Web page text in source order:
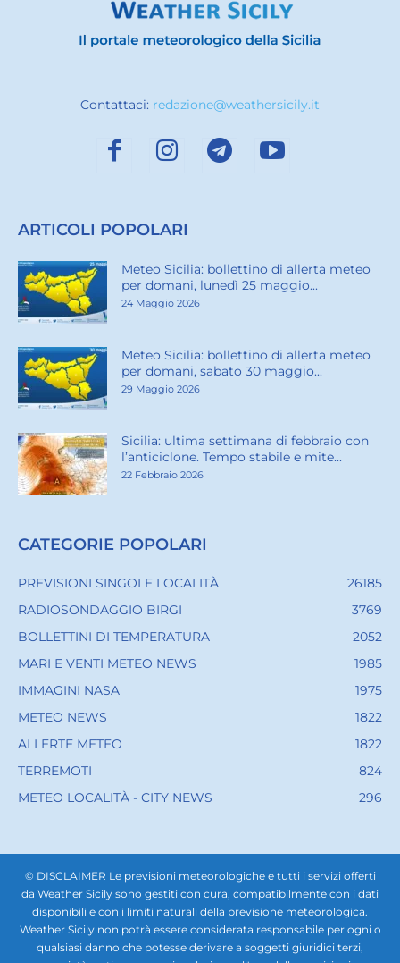
Contattaci: redazione@weathersicily.it
ARTICOLI POPOLARI
Meteo Sicilia: bollettino di allerta meteo
per domani, lunedì 25 maggio...
24 Maggio 2026
Meteo Sicilia: bollettino di allerta meteo
per domani, sabato 30 maggio...
29 Maggio 2026
Sicilia: ultima settimana di febbraio con
l’anticiclone. Tempo stabile e mite...
22 Febbraio 2026
CATEGORIE POPOLARI
PREVISIONI SINGOLE LOCALITÀ
26185
RADIOSONDAGGIO BIRGI
3769
BOLLETTINI DI TEMPERATURA
2052
MARI E VENTI METEO NEWS
1985
IMMAGINI NASA
1975
METEO NEWS
1822
ALLERTE METEO
1822
TERREMOTI
824
METEO LOCALITÀ - CITY NEWS
296
© DISCLAIMER Le previsioni meteorologiche e tutti i servizi offerti
da Weather Sicily sono gestiti con cura, compatibilmente con i dati
disponibili e con i limiti naturali della previsione meteorologica.
Weather Sicily non potrà essere considerata responsabile per ogni o
qualsiasi danno che potesse derivare a soggetti giuridici terzi,